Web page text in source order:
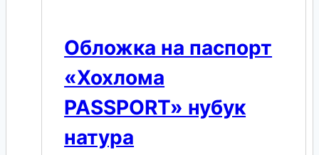
Обложка на паспорт
«Хохлома
PASSPORT» нубук
натура